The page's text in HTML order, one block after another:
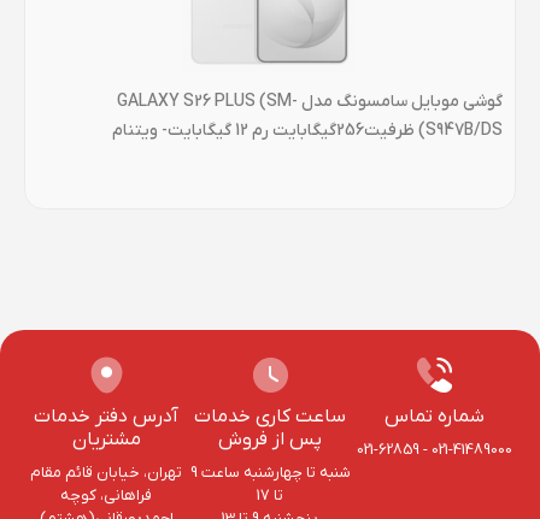
گوشی موبايل سامسونگ مدل GALAXY S26 PLUS (SM-
S947B/DS) ظرفیت256گیگابایت رم 12 گیگابایت- ویتنام
شماره تماس
021-41489000
-
021-62859
ساعت کاری خدمات
پس از فروش
شنبه تا چهارشنبه ساعت 9
تا 17
آدرس دفتر خدمات
مشتریان
تهران، خیابان قائم مقام
فراهانی، کوچه